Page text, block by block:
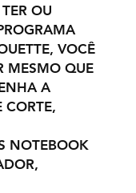
OU
VOCÊ
MESMO QUE
A
NOTEBOOK